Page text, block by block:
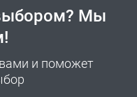
Мы
и поможет